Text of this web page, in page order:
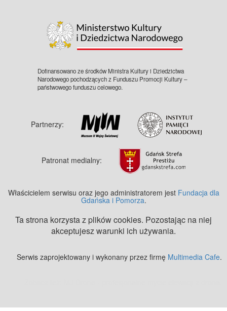
Dofinansowano ze środków Ministra Kultury i Dziedzictwa
Narodowego pochodzących z Funduszu Promocji Kultury –
państwowego funduszu celowego.
Partnerzy:
Patronat medialny:
Właścicielem serwisu oraz jego administratorem jest Fundacja dla
Gdańska i Pomorza.
Ta strona korzysta z plików cookies. Pozostając na niej
akceptujesz warunki ich używania.
Serwis zaprojektowany i wykonany przez firmę Multimedia Cafe.